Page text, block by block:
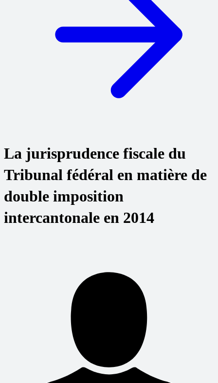
La jurisprudence fiscale du
Tribunal fédéral en matière de
double imposition
intercantonale en 2014